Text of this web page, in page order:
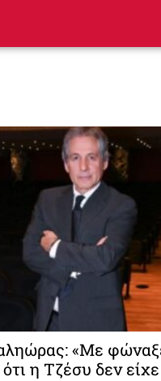
«Με
η Τζέσυ δεν είχε